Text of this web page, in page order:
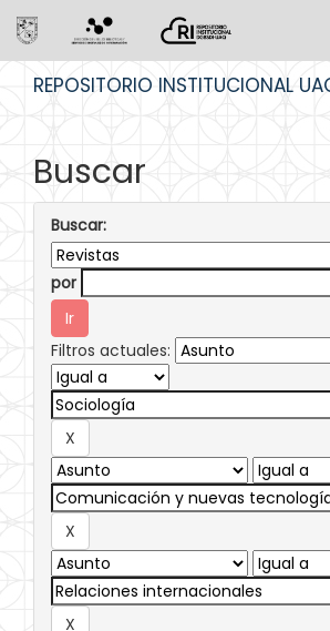
REPOSITORIO INSTITUCIONAL
Buscar
Buscar:
por
Filtros actuales: